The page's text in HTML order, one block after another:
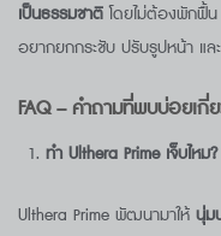
เป็นธรรมชาติ โดยไม่ต้องพักฟื้น
อยากยกกระชับ ปรับรูปหน้า แล
FAQ – คำถามที่พบบ่อยเกี่
ทำ Ulthera Prime เจ็บไหม?
Ulthera Prime พัฒนามาให้ นุ่ม